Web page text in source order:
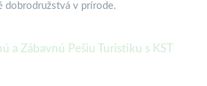
dobrodružstvá v prírode.
a Zábavnú Pešiu Turistiku s KST